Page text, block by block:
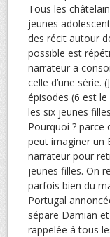
Tous les
jeunes
des récit autour
possible est
narrateur a
celle d’une série.
épisodes (6 est
les six jeunes
Pourquoi ? parce
peut imaginer un
narrateur pour
jeunes filles. On
parfois bien du
Portugal
sépare Damian
rappelée à tous